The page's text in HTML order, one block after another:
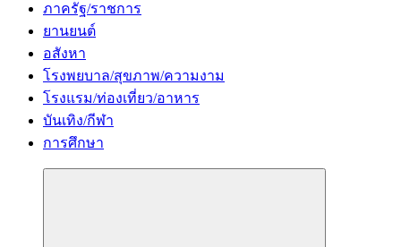
ภาครัฐ/ราชการ
ยานยนต์
อสังหา
โรงพยบาล/สุขภาพ/ความงาม
โรงแรม/ท่องเที่ยว/อาหาร
บันเทิง/กีฬา
การศึกษา